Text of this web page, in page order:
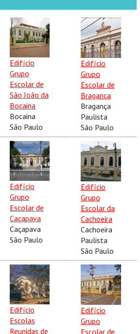
Edifício
Grupo
Escolar de
São João da
Bocaina
Bocaina
São Paulo
Edifício
Grupo
Escolar de
Bragança
Bragança
Paulista
São Paulo
Edifício
Grupo
Escolar de
Caçapava
Caçapava
São Paulo
Edifício
Grupo
Escolar da
Cachoeira
Cachoeira
Paulista
São Paulo
Edifício
Escolas
Reunidas de
Edifício
Grupo
Escolar de